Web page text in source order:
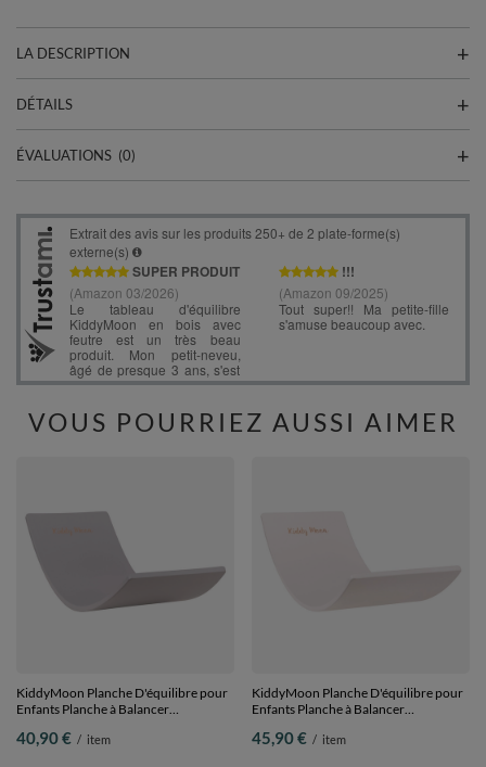
LA DESCRIPTION
DÉTAILS
ÉVALUATIONS (0)
VOUS POURRIEZ AUSSI AIMER
KiddyMoon Planche D'équilibre pour
Enfants Planche à Balancer
40,90 € / item
KiddyMoon Planche D'équilibre pour
Enfants Planche à Balancer
45,90 € / item